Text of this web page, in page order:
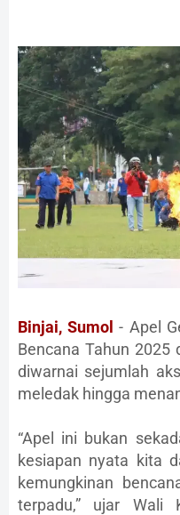
Binjai, Sumol - Apel
Bencana Tahun 2025
diwarnai sejumlah
meledak hingga
“Apel ini bukan
kesiapan nyata kita
kemungkinan
terpadu,” ujar